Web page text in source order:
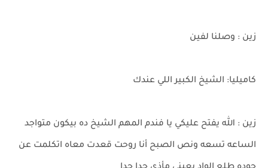
زين : وصلنا لفين
كاميليا: الشيخ الكبير اللي عندك
زين : الله يفتح عليكي يا فندم المهم الشيخ ده بيكون متواجد
الساعه تسعه ونص الصبح أنا روحت قعدت معاه اتكلمت عن